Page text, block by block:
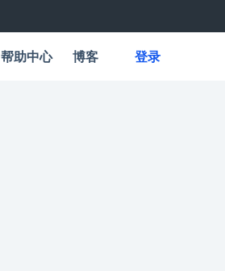
帮助中心 博客 登录